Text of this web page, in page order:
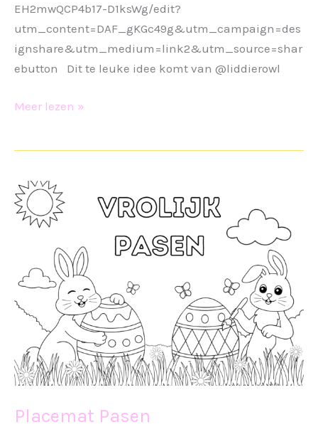
EH2mwQCP4b17-D1ksWg/edit?
utm_content=DAF_gKGc49g&utm_campaign=des
ignshare&utm_medium=link2&utm_source=shar
ebutton Dit te leuke idee komt van @liddierowl
Paasknutsel
Meer lezen »
Placemat Pasen